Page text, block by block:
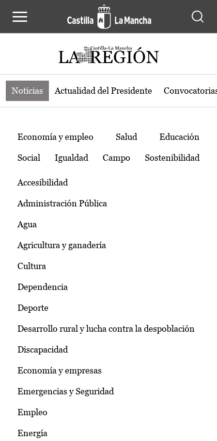
Noticias de la región de Castilla-La
Noticias Actualidad del Presidente
Temas
Economía y empleo Salud Educación
Social Igualdad Campo Sostenibilidad
Accesibilidad
Administración Pública
Agua
Agricultura y ganadería
Cultura
Dependencia
Deporte
Desarrollo rural y lucha contra la despoblación
Discapacidad
Economía y empresas
Emergencias y Seguridad
Empleo
Energía